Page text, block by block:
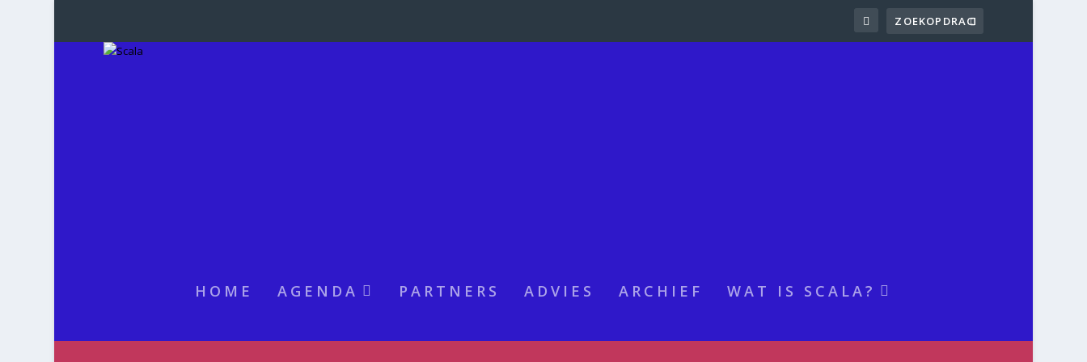
HOME AGENDA PARTNERS ADVIES ARCHIEF WAT IS SCALA?